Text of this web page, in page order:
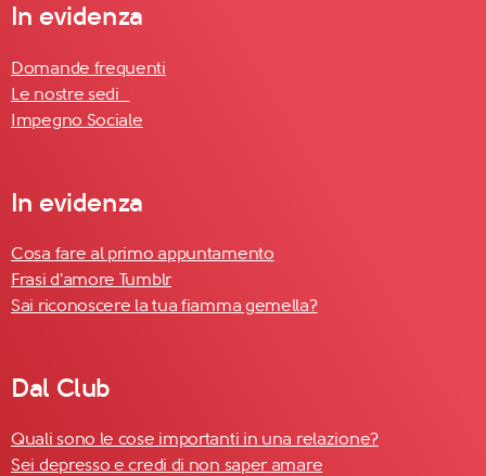
In evidenza
Domande frequenti
Le nostre sedi
Impegno Sociale
In evidenza
Cosa fare al primo appuntamento
Frasi d'amore Tumblr
Sai riconoscere la tua fiamma gemella?
Dal Club
Quali sono le cose importanti in una relazione?
Sei depresso e credi di non saper amare